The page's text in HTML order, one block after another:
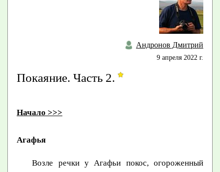
Андронов Дмитрий
9 апреля 2022 г.
Покаяние. Часть 2.
Начало >>>
Агафья
Возле речки у Агафьи покос, огороженный